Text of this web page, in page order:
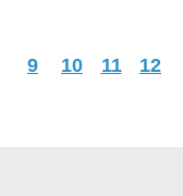
9 10 11
12